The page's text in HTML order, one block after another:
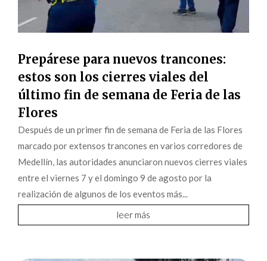
Prepárese para nuevos trancones:
estos son los cierres viales del
último fin de semana de Feria de las
Flores
Después de un primer fin de semana de Feria de las Flores
marcado por extensos trancones en varios corredores de
Medellín, las autoridades anunciaron nuevos cierres viales
entre el viernes 7 y el domingo 9 de agosto por la
realización de algunos de los eventos más...
leer más